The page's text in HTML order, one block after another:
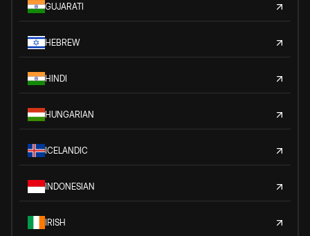
GUJARATI
HEBREW
HINDI
HUNGARIAN
ICELANDIC
INDONESIAN
IRISH